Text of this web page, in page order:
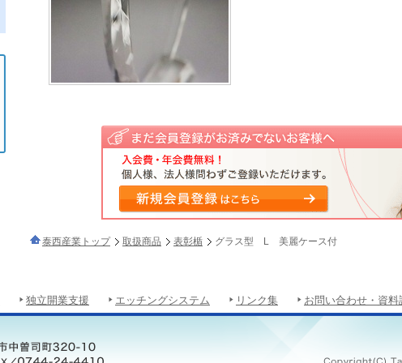
泰西産業トップ 取扱商品 表彰楯 グラス型 L 美麗ケース付
独立開業支援 エッチングシステム リンク集 お問い合わせ・資料